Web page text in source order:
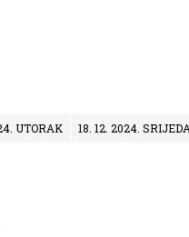
UTORAK 18. 12. 2024. SRIJEDA